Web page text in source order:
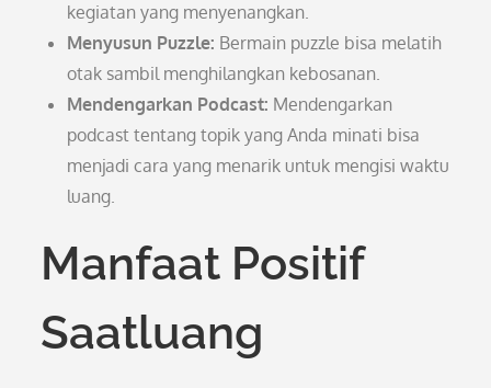
kegiatan yang menyenangkan.
Menyusun Puzzle: Bermain puzzle bisa melatih
otak sambil menghilangkan kebosanan.
Mendengarkan Podcast: Mendengarkan
podcast tentang topik yang Anda minati bisa
menjadi cara yang menarik untuk mengisi waktu
luang.
Manfaat Positif
Saatluang